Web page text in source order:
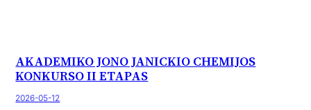
AKADEMIKO JONO JANICKIO CHEMIJOS
KONKURSO II ETAPAS
2026-05-12